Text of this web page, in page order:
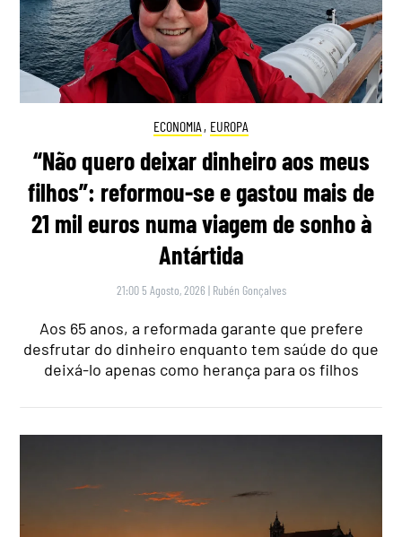
ECONOMIA , EUROPA
“Não quero deixar dinheiro aos meus
filhos”: reformou-se e gastou mais de
21 mil euros numa viagem de sonho à
Antártida
21:00 5 Agosto, 2026 | Rubén Gonçalves
Aos 65 anos, a reformada garante que prefere
desfrutar do dinheiro enquanto tem saúde do que
deixá-lo apenas como herança para os filhos